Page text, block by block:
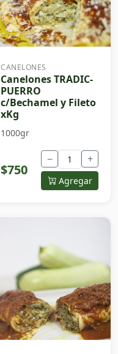
CANELONES
Canelones TRADIC-
PUERRO
c/Bechamel y Fileto
xKg
1000gr
$750
− +
Agregar